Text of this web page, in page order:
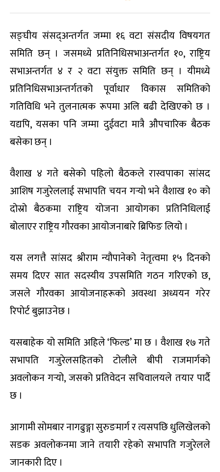
सङ्घीय संसद्अन्तर्गत जम्मा १६ वटा संसदीय विषयगत
समिति छन् । जसमध्ये प्रतिनिधिसभाअन्तर्गत १०, राष्ट्रिय
सभाअन्तर्गत ४ र २ वटा संयुक्त समिति छन् । यीमध्ये
प्रतिनिधिसभाअन्तर्गतको पूर्वाधार विकास समितिको
गतिविधि भने तुलनात्मक रूपमा अलि बढी देखिएको छ ।
यद्यपि, यसका पनि जम्मा दुईवटा मात्रै औपचारिक बैठक
बसेका छन् ।
वैशाख ४ गते बसेको पहिलो बैठकले रास्वपाका सांसद
आशिष गजुरेललाई सभापति चयन गर्‍यो भने वैशाख १० को
दोस्रो बैठकमा राष्ट्रिय योजना आयोगका प्रतिनिधिलाई
बोलाएर राष्ट्रिय गौरवका आयोजनाबारे ब्रिफिङ लियो ।
यस लगत्तै सांसद श्रीराम न्यौपानेको नेतृत्वमा १५ दिनको
समय दिएर सात सदस्यीय उपसमिति गठन गरिएको छ,
जसले गौरवका आयोजनाहरूको अवस्था अध्ययन गरेर
रिपोर्ट बुझाउनेछ ।
यसबाहेक यो समिति अहिले ‘फिल्ड’ मा छ । वैशाख १७ गते
सभापति गजुरेलसहितको टोलीले बीपी राजमार्गको
अवलोकन गर्‍यो, जसको प्रतिवेदन सचिवालयले तयार पार्दै
छ ।
आगामी सोमबार नागढुङ्गा सुरुङमार्ग र त्यसपछि धुलिखेलको
सडक अवलोकनमा जाने तयारी रहेको सभापति गजुरेलले
जानकारी दिए ।